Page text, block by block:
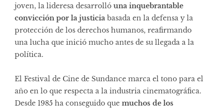
joven, la lideresa desarrolló una inquebrantable
convicción por la justicia basada en la defensa y la
protección de los derechos humanos, reafirmando
una lucha que inició mucho antes de su llegada a la
política.
El Festival de Cine de Sundance marca el tono para el
año en lo que respecta a la industria cinematográfica.
Desde 1985 ha conseguido que muchos de los